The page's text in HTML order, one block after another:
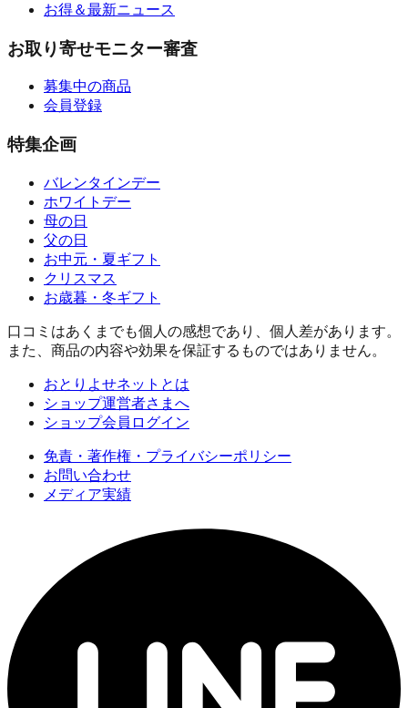
お得＆最新ニュース
お取り寄せモニター審査
募集中の商品
会員登録
特集企画
バレンタインデー
ホワイトデー
母の日
父の日
お中元・夏ギフト
クリスマス
お歳暮・冬ギフト
口コミはあくまでも個人の感想であり、個人差があります。
また、商品の内容や効果を保証するものではありません。
おとりよせネットとは
ショップ運営者さまへ
ショップ会員ログイン
免責・著作権・プライバシーポリシー
お問い合わせ
メディア実績